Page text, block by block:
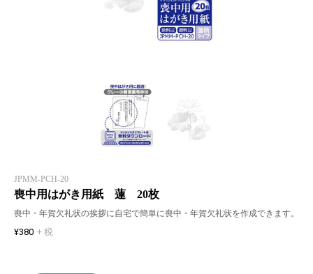
JPMM-PCH-20
喪中用はがき用紙 蓮 20枚
喪中・年賀欠礼状の挨拶に自宅で簡単に喪中・年賀欠礼状を作成できます。
¥380 + 税